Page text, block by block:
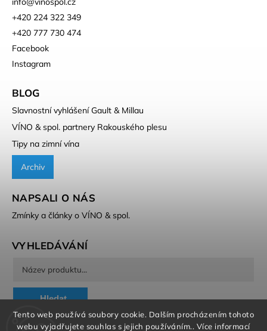
Tento web používá soubory cookie. Dalším procházením tohoto
webu vyjadřujete souhlas s jejich používáním.. Více informací
+420 224 322 349
+420 777 730 474
Facebook
Instagram
BLOG
Slavnostní vyhlášení Gault & Millau
VÍNO & spol. partnery Rakouského plesu
Tipy na zimní vína
Archiv
NAPSALI O NÁS
Zmínky a články o VÍNO & spol.
VYHLEDÁVÁNÍ
Hledat